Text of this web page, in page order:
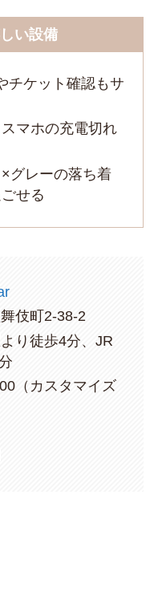
い設備
チケット確認もサ
スマホの充電切れ
×グレーの落ち着
せる
伎町2-38-2
り徒歩4分、JR
（カスタマイズ